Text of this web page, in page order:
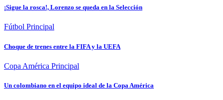
¡Sigue la rosca!, Lorenzo se queda en la Selección
Fútbol Principal
Choque de trenes entre la FIFA y la UEFA
Copa América Principal
Un colombiano en el equipo ideal de la Copa América